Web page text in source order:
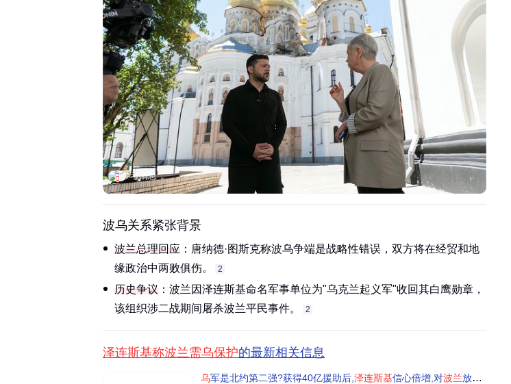
参考消息
波乌关系紧张背景
波兰总理回应 ：唐纳德·图斯克称波乌争端是战略性错误，双方将在经贸和地
缘政治中两败俱伤。‌‌
2
历史争议 ：波兰因泽连斯基命名军事单位为"乌克兰起义军"收回其白鹰勋章，
该组织涉二战期间屠杀波兰平民事件。‌‌
2
泽连斯基称波兰需乌保护的最新相关信息
乌军是北约第二强?获得40亿援助后, 泽连斯基信心倍增,对波兰放出狠话